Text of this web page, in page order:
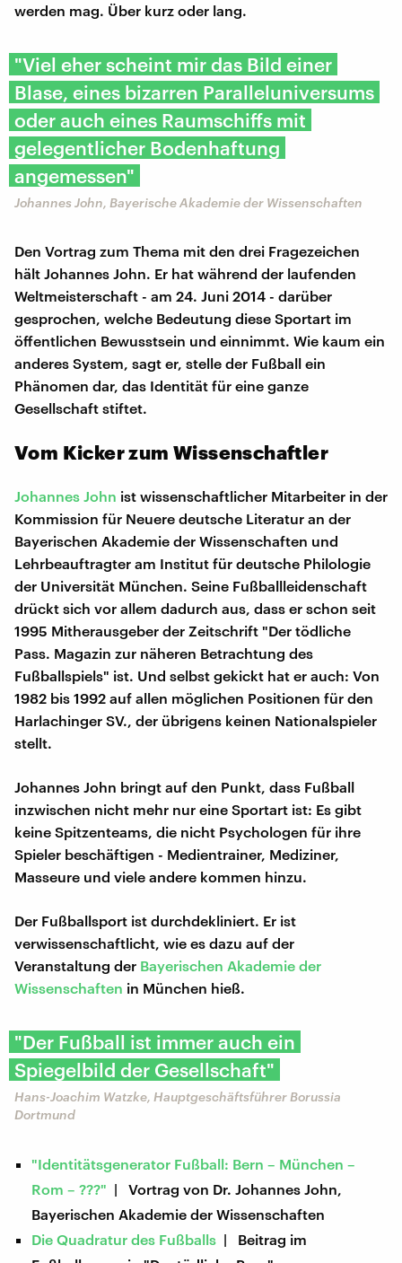
werden mag. Über kurz oder lang.
"Viel eher scheint mir das Bild einer
Blase, eines bizarren Paralleluniversums
oder auch eines Raumschiffs mit
gelegentlicher Bodenhaftung
angemessen"
Johannes John, Bayerische Akademie der Wissenschaften
Den Vortrag zum Thema mit den drei Fragezeichen
hält Johannes John. Er hat während der laufenden
Weltmeisterschaft - am 24. Juni 2014 - darüber
gesprochen, welche Bedeutung diese Sportart im
öffentlichen Bewusstsein und einnimmt. Wie kaum ein
anderes System, sagt er, stelle der Fußball ein
Phänomen dar, das Identität für eine ganze
Gesellschaft stiftet.
Vom Kicker zum Wissenschaftler
Johannes John ist wissenschaftlicher Mitarbeiter in der
Kommission für Neuere deutsche Literatur an der
Bayerischen Akademie der Wissenschaften und
Lehrbeauftragter am Institut für deutsche Philologie
der Universität München. Seine Fußballleidenschaft
drückt sich vor allem dadurch aus, dass er schon seit
1995 Mitherausgeber der Zeitschrift "Der tödliche
Pass. Magazin zur näheren Betrachtung des
Fußballspiels" ist. Und selbst gekickt hat er auch: Von
1982 bis 1992 auf allen möglichen Positionen für den
Harlachinger SV., der übrigens keinen Nationalspieler
stellt.
Johannes John bringt auf den Punkt, dass Fußball
inzwischen nicht mehr nur eine Sportart ist: Es gibt
keine Spitzenteams, die nicht Psychologen für ihre
Spieler beschäftigen - Medientrainer, Mediziner,
Masseure und viele andere kommen hinzu.
Der Fußballsport ist durchdekliniert. Er ist
verwissenschaftlicht, wie es dazu auf der
Veranstaltung der Bayerischen Akademie der
Wissenschaften in München hieß.
"Der Fußball ist immer auch ein
Spiegelbild der Gesellschaft"
Hans-Joachim Watzke, Hauptgeschäftsführer Borussia
Dortmund
"Identitätsgenerator Fußball: Bern – München –
Rom – ???" | Vortrag von Dr. Johannes John,
Bayerischen Akademie der Wissenschaften
Die Quadratur des Fußballs | Beitrag im